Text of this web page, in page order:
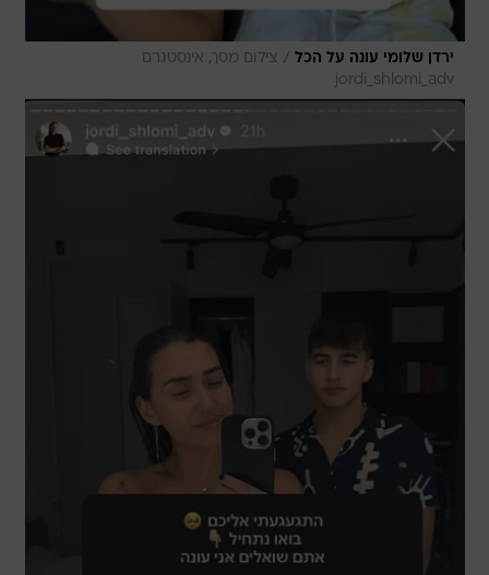
ירדן שלומי עונה על הכל / צילום מסך, אינסטגרם
jordi_shlomi_adv